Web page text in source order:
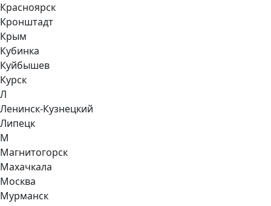
Красноярск
Кронштадт
Крым
Кубинка
Куйбышев
Курск
Л
Ленинск-Кузнецкий
Липецк
М
Магнитогорск
Махачкала
Москва
Мурманск